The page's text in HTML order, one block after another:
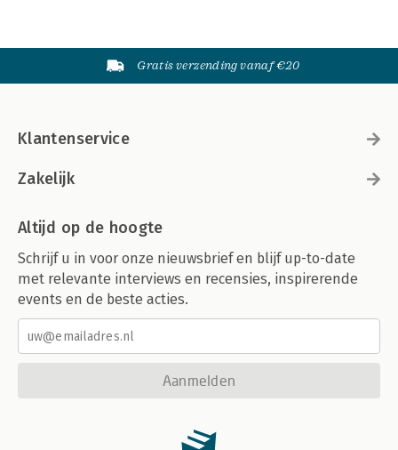
Gratis verzending vanaf €20
Klantenservice
Zakelijk
Altijd op de hoogte
Schrijf u in voor onze nieuwsbrief en blijf up-to-date
met relevante interviews en recensies, inspirerende
events en de beste acties.
Aanmelden